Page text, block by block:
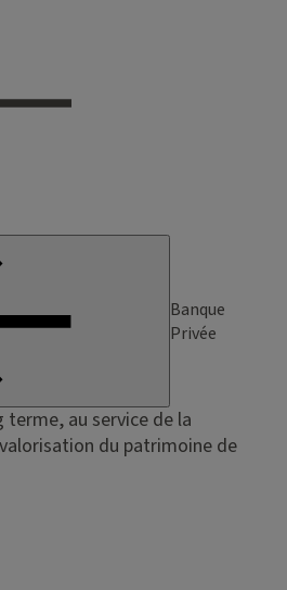
Banque
Privée
terme, au service de la
du patrimoine de